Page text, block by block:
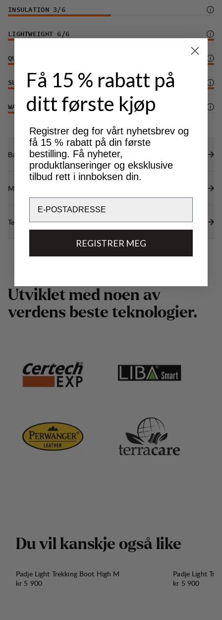
INSULATION 3/6
LIGHTWEIGHT 6 /6
QUICK-DRY
SUPPORT 6
WATER PROTECTION 5 /6
Bærekraftsegenskaper
Materialer
Tekniske spesifikasjoner
Utviklet med noen av
verdens beste teknologier.
Du vil kanskje også like
Padje Light Trekking Boot High M
Pris:
kr 5 900
Padje Light
Pris:
kr 5 900
Få 15 % rabatt på
ditt første kjøp
Registrer deg for vårt nyhetsbrev og
få 15 % rabatt på din første
bestilling. Få nyheter,
produktlanseringer og eksklusive
tilbud rett i innboksen din.
REGISTRER MEG